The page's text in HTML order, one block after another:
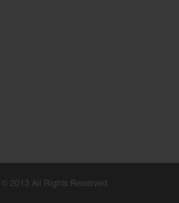
© 2013 All Rights Reserved